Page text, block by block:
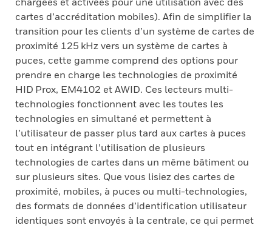
cartes d’accréditation mobiles). Afin de simplifier la
transition pour les clients d’un système de cartes de
proximité 125 kHz vers un système de cartes à
puces, cette gamme comprend des options pour
prendre en charge les technologies de proximité
HID Prox, EM4102 et AWID. Ces lecteurs multi-
technologies fonctionnent avec les toutes les
technologies en simultané et permettent à
l’utilisateur de passer plus tard aux cartes à puces
tout en intégrant l’utilisation de plusieurs
technologies de cartes dans un même bâtiment ou
sur plusieurs sites. Que vous lisiez des cartes de
proximité, mobiles, à puces ou multi-technologies,
des formats de données d’identification utilisateur
identiques sont envoyés à la centrale, ce qui permet